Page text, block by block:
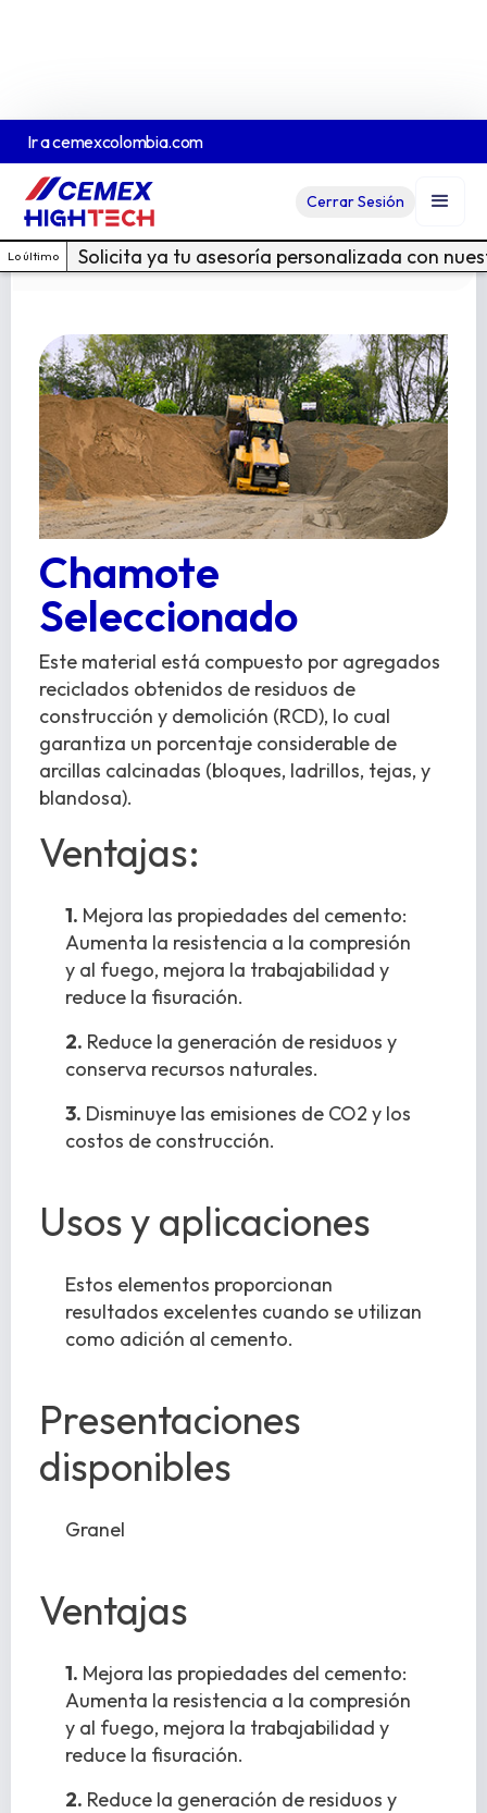
Ir acemexcolombia.com
Cerrar Sesión
Lo último Solicita ya tu asesoría personalizada con
Chamote Seleccionado
Ver Ficha Técnica En PDF
Cotiza acá
Chamote
Seleccionado
Este material está compuesto por agregados
reciclados obtenidos de residuos de
construcción y demolición (RCD), lo cual
garantiza un porcentaje considerable de
arcillas calcinadas (bloques, ladrillos, tejas, y
blandosa).
Ventajas:
1. Mejora las propiedades del cemento:
Aumenta la resistencia a la compresión
y al fuego, mejora la trabajabilidad y
reduce la fisuración.
2. Reduce la generación de residuos y
conserva recursos naturales.
3. Disminuye las emisiones de CO2 y los
costos de construcción.
Usos y aplicaciones
Estos elementos proporcionan
resultados excelentes cuando se utilizan
como adición al cemento.
Presentaciones
disponibles
Granel
Ventajas
1. Mejora las propiedades del cemento:
Aumenta la resistencia a la compresión
y al fuego, mejora la trabajabilidad y
reduce la fisuración.
2. Reduce la generación de residuos y